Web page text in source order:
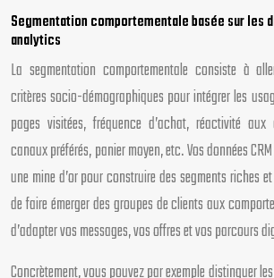
Segmentation comportementale basée sur les
analytics
La segmentation comportementale consiste à
critères socio-démographiques pour intégrer les
pages visitées, fréquence d’achat, réactivité aux
canaux préférés, panier moyen, etc. Vos données
une mine d’or pour construire des segments riches
de faire émerger des groupes de clients aux
d’adapter vos messages, vos offres et vos parcours